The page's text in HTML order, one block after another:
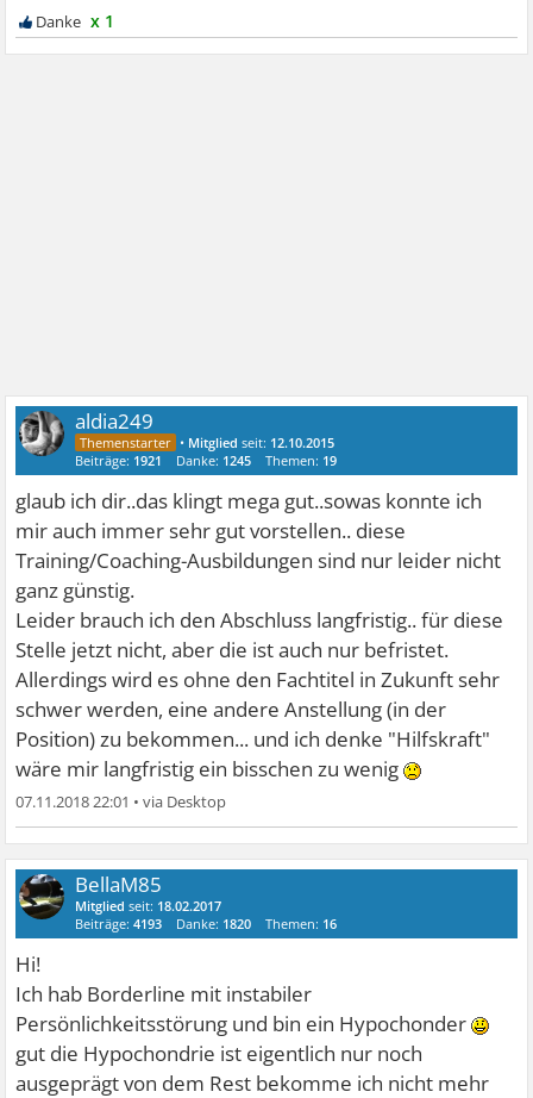
x 1
aldia249
• Mitglied seit: 12.10.2015
Beiträge: 1921 Danke: 1245 Themen: 19
glaub ich dir..das klingt mega gut..sowas konnte ich
mir auch immer sehr gut vorstellen.. diese
Training/Coaching-Ausbildungen sind nur leider nicht
ganz günstig.
Leider brauch ich den Abschluss langfristig.. für diese
Stelle jetzt nicht, aber die ist auch nur befristet.
Allerdings wird es ohne den Fachtitel in Zukunft sehr
schwer werden, eine andere Anstellung (in der
Position) zu bekommen... und ich denke "Hilfskraft"
wäre mir langfristig ein bisschen zu wenig
07.11.2018 22:01 •
BellaM85
Mitglied seit: 18.02.2017
Beiträge:4193 Danke: 1820 Themen: 16
Hi!
Ich hab Borderline mit instabiler
Persönlichkeitsstörung und bin ein Hypochonder
gut die Hypochondrie ist eigentlich nur noch
ausgeprägt von dem Rest bekomme ich nicht mehr